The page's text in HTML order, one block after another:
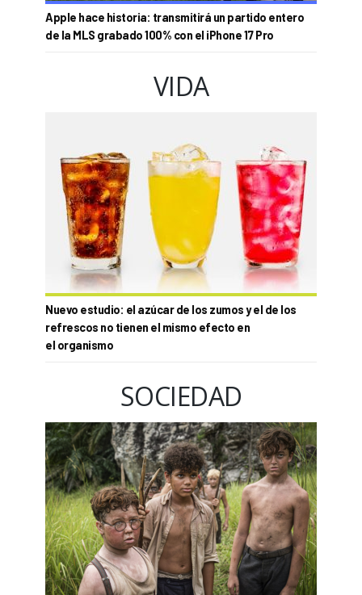
Apple hace historia: transmitirá un partido entero
de la MLS grabado 100% con el iPhone 17 Pro
VIDA
Nuevo estudio: el azúcar de los zumos y el de los
refrescos no tienen el mismo efecto en
el organismo
SOCIEDAD